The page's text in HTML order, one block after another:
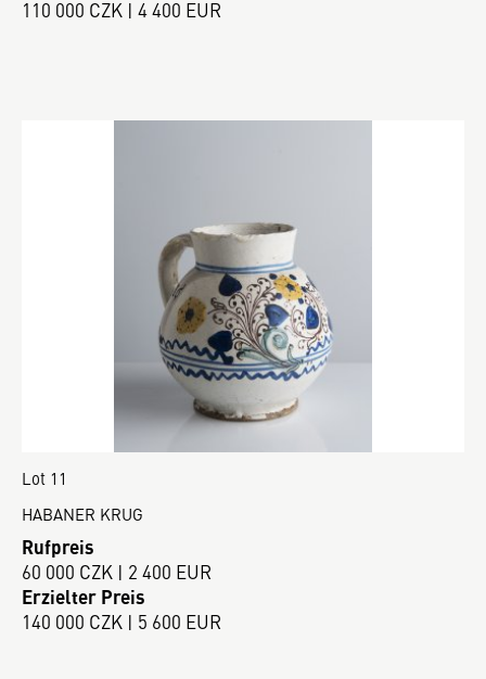
110 000 CZK | 4 400 EUR
Lot 11
HABANER KRUG
Rufpreis
60 000 CZK | 2 400 EUR
Erzielter Preis
140 000 CZK | 5 600 EUR